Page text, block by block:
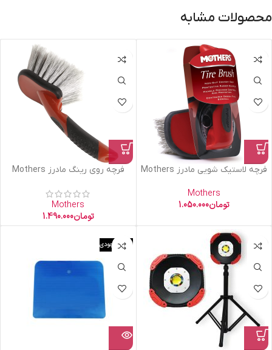
محصولات مشابه
فرچه لاستیک شویی مادرز Mothers
Mothers
تومان1.050.000
فرچه روی رینگ مادرز Mothers
Mothers
تومان1.490.000
اتمام موجودی